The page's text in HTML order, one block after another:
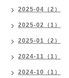
2025-04（2）
2025-02（1）
2025-01（2）
2024-11（1）
2024-10（1）